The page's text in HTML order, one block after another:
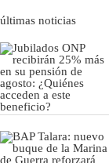
últimas noticias